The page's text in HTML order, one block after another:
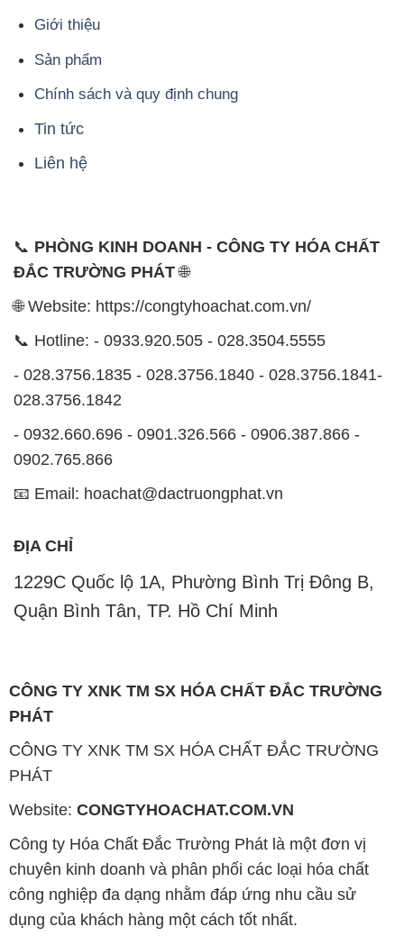
Giới thiệu
Sản phẩm
Chính sách và quy định chung
Tin tức
Liên hệ
📞 PHÒNG KINH DOANH - CÔNG TY HÓA CHẤT
ĐẮC TRƯỜNG PHÁT🌐
🌐 Website: https://congtyhoachat.com.vn/
📞 Hotline: - 0933.920.505 - 028.3504.5555
- 028.3756.1835 - 028.3756.1840 - 028.3756.1841-
028.3756.1842
- 0932.660.696 - 0901.326.566 - 0906.387.866 -
0902.765.866
📧 Email: hoachat@dactruongphat.vn
ĐỊA CHỈ
1229C Quốc lộ 1A, Phường Bình Trị Đông B,
Quận Bình Tân, TP. Hồ Chí Minh
CÔNG TY XNK TM SX HÓA CHẤT ĐẮC TRƯỜNG
PHÁT
CÔNG TY XNK TM SX HÓA CHẤT ĐẮC TRƯỜNG
PHÁT
Website: CONGTYHOACHAT.COM.VN
Công ty Hóa Chất Đắc Trường Phát là một đơn vị
chuyên kinh doanh và phân phối các loại hóa chất
công nghiệp đa dạng nhằm đáp ứng nhu cầu sử
dụng của khách hàng một cách tốt nhất.